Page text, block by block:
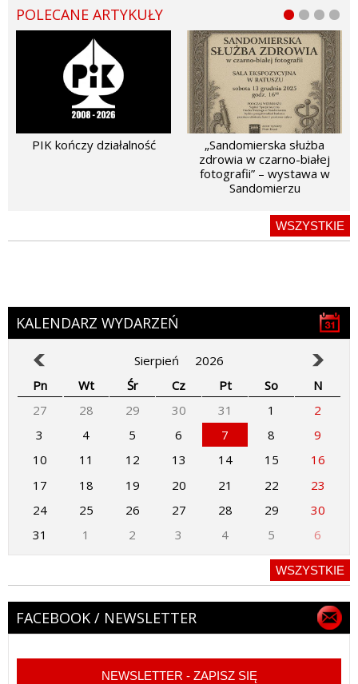
POLECANE ARTYKUŁY
PIK kończy działalność
„Sandomierska służba
zdrowia w czarno-białej
fotografii” – wystawa w
Sandomierzu
WSZYSTKIE
KALENDARZ WYDARZEŃ
Sierpień
2026
Pn
Wt Śr Cz Pt So
N
27
28 29 30 31 1
2
3
4 5 6 7 8
9
10
11 12 13 14 15
16
17
18 19 20 21 22
23
24
25 26 27 28 29
30
31
1 2 3 4 5 6
WSZYSTKIE
FACEBOOK / NEWSLETTER
NEWSLETTER - ZAPISZ SIĘ